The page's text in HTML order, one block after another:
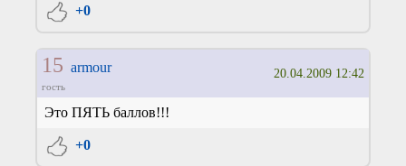
+0
15 armour
гость
20.04.2009 12:42
Это ПЯТЬ баллов!!!
+0